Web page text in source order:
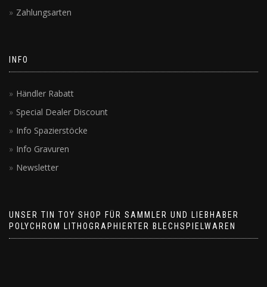
Zahlungsarten
INFO
Händler Rabatt
Special Dealer Discount
Info Spazierstöcke
Info Gravuren
Newsletter
UNSER TIN TOY SHOP FÜR SAMMLER UND LIEBHABER
POLYCHROM LITHOGRAPHIERTER BLECHSPIELWAREN